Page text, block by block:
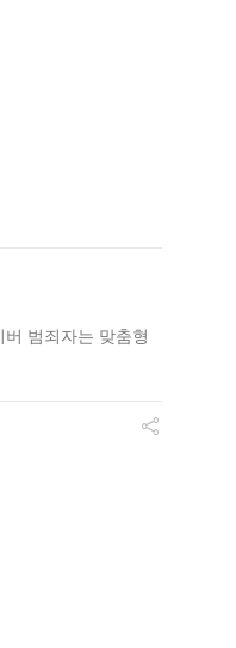
범죄자는 맞춤형